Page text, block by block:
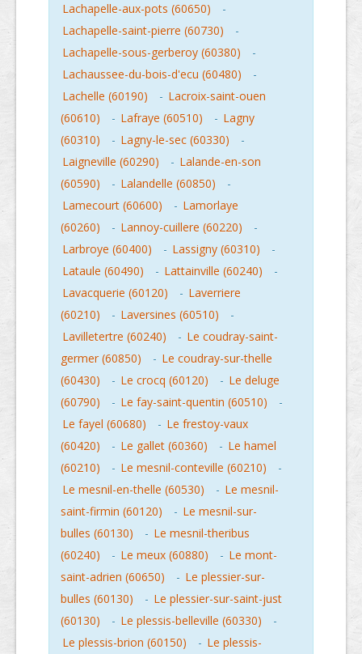
Lachapelle-aux-pots (60650)
-
Lachapelle-saint-pierre (60730)
-
Lachapelle-sous-gerberoy (60380)
-
Lachaussee-du-bois-d'ecu (60480)
-
Lachelle (60190)
- Lacroix-saint-ouen
(60610)
- Lafraye (60510) - Lagny
(60310)
- Lagny-le-sec (60330)
-
Laigneville (60290)
- Lalande-en-son
(60590)
- Lalandelle (60850)
-
Lamecourt (60600)
- Lamorlaye
(60260)
- Lannoy-cuillere (60220)
-
Larbroye (60400)
- Lassigny (60310)
-
Lataule (60490)
- Lattainville (60240)
-
Lavacquerie (60120)
- Laverriere
(60210)
- Laversines (60510)
-
Lavilletertre (60240)
- Le coudray-saint-
germer (60850)
- Le coudray-sur-thelle
(60430)
- Le crocq (60120) - Le deluge
(60790)
- Le fay-saint-quentin (60510)
-
Le fayel (60680)
- Le frestoy-vaux
(60420)
- Le gallet (60360) - Le hamel
(60210)
- Le mesnil-conteville (60210)
-
Le mesnil-en-thelle (60530)
- Le mesnil-
saint-firmin (60120)
- Le mesnil-sur-
bulles (60130)
- Le mesnil-theribus
(60240)
- Le meux (60880) - Le mont-
saint-adrien (60650)
- Le plessier-sur-
bulles (60130)
- Le plessier-sur-saint-just
(60130)
- Le plessis-belleville (60330)
-
Le plessis-brion (60150)
- Le plessis-